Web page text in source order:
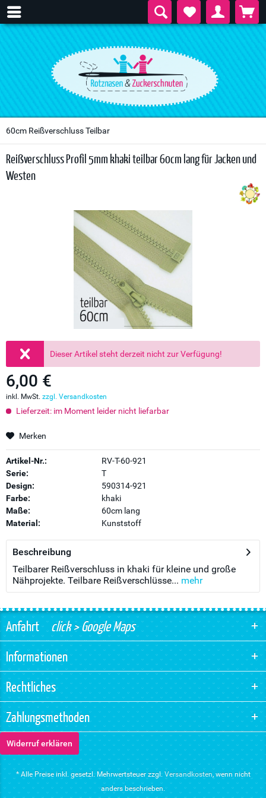
60cm Reißverschluss Teilbar
Reißverschluss Profil 5mm khaki teilbar 60cm lang für Jacken und
Westen
Dieser Artikel steht derzeit nicht zur Verfügung!
6,00 €
inkl. MwSt. zzgl. Versandkosten
Lieferzeit: im Moment leider nicht liefarbar
Merken
Artikel-Nr.:
RV-T-60-921
Serie:
T
Design:
590314-921
Farbe:
khaki
Maße:
60cm lang
Material:
Kunststoff
Beschreibung
Teilbarer Reißverschluss in khaki für kleine und große
Nähprojekte. Teilbare Reißverschlüsse... mehr
Anfahrtclick > Google Maps
Informationen
Rechtliches
Zahlungsmethoden
Widerruf erklären
* Alle Preise inkl. gesetzl. Mehrwertsteuer zzgl. Versandkosten, wenn nicht
anders beschrieben.